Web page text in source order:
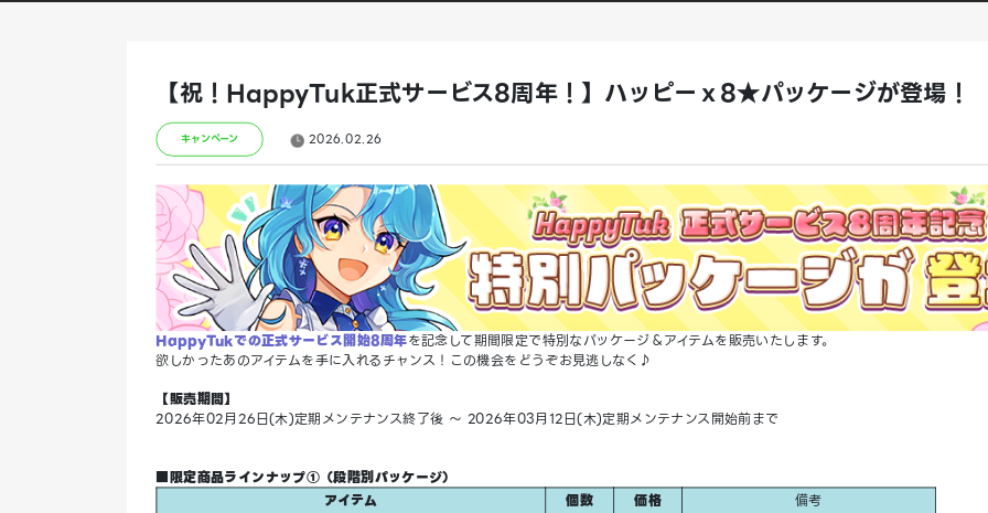
【祝！HappyTuk正式サービス8周年！】ハッピーｘ8★パッケージが登場！
キャンペーン 2026.02.26
HappyTukでの正式サービス開始8周年を記念して期間限定で特別なパッケージ＆アイテムを販売いたします。
欲しかったあのアイテムを手に入れるチャンス！この機会をどうぞお見逃しなく♪
【販売期間】
2026年02月26日(木)定期メンテナンス終了後 ～ 2026年03月12日(木)定期メンテナンス開始前まで
■限定商品ラインナップ①（段階別パッケージ）
アイテム
個数 価格
備考